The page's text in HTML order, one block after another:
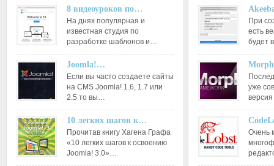
8 видеоуроков по…
На днях популярная и
известная студия по
разработке шаблонов и…
Joomla!…
Если вы часто создаете сайты
на CMS Joomla! 1.6, 1.7 или
2.5 то вы…
10 легких шагов к…
Прочитав книгу Хагена Графа
«10 легких шагов к освоению
Joomla! 3.0»…
При
есть
будет
уже
Очень